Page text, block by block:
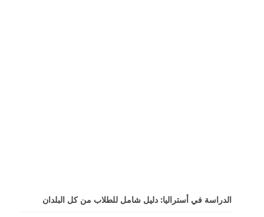
الدراسة في أستراليا: دليل شامل للطلاب من كل البلدان